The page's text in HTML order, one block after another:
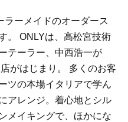
ラーメイドのオーダース
。 ONLYは、高松宮技術
テーラー、中西浩一が
がはじまり。 多くのお客
ツの本場イタリアで学ん
アレンジ。着心地とシル
メイキングで、ほかにな